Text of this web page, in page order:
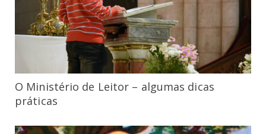
O Ministério de Leitor – algumas dicas
práticas